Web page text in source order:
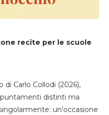
recite per le scuole
Carlo Collodi (2026),
distinti ma
un’occasione